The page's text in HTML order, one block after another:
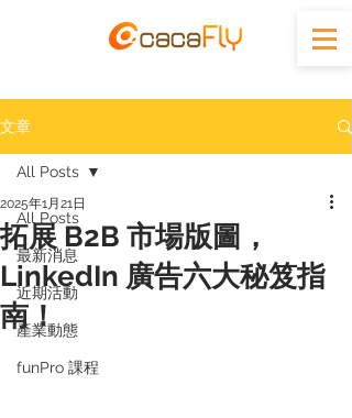
文章
All Posts
最新消息
近期活動
產業動態
funPro 課程
All Posts
拓展 B2B 市場版圖，
LinkedIn 廣告六大秘笈指
南！
2025年1月21日